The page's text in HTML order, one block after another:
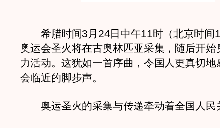
希腊时间3月24日中午11时（北京时间
奥运会圣火将在古奥林匹亚采集，随后开始
力活动。这犹如一首序曲，令国人更真切地
会临近的脚步声。
奥运圣火的采集与传递牵动着全国人民